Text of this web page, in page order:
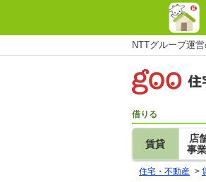
NTTグループ運
借りる
賃貸
店
事
住宅・不動産 >